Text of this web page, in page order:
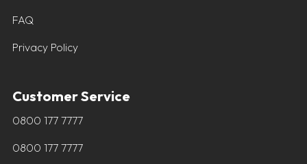
FAQ
Privacy Policy
Customer Service
0800 177 7777
0800 177 7777